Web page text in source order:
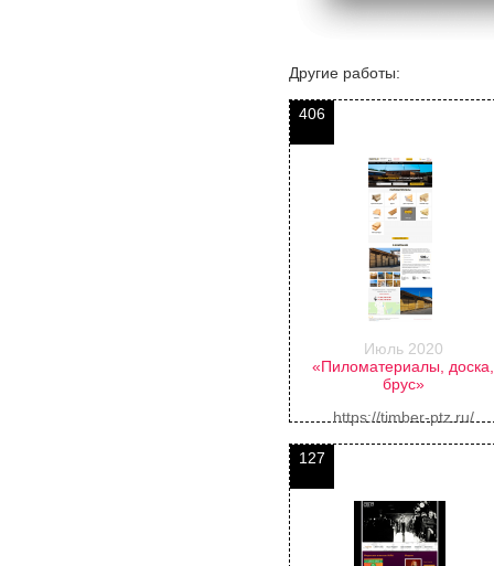
Другие работы:
406
Июль 2020
«Пиломатериалы, доска,
брус»
https://timber-ptz.ru/
127